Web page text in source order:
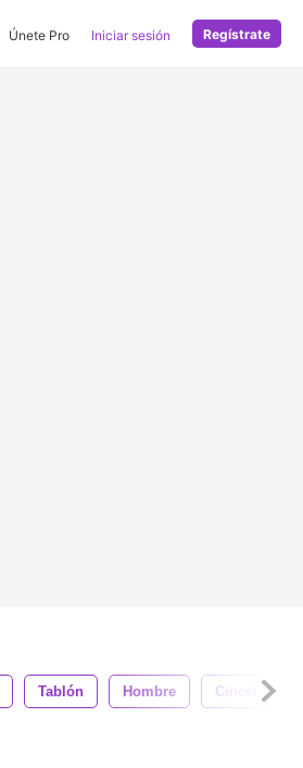
Únete Pro Iniciar sesión Regístrate
Tablón Hombre Cincel